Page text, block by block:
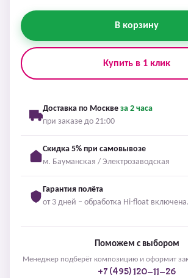
В корзину
Купить в 1 клик
Доставка по Москве за 2 часа
при заказе до 21:00
Скидка 5% при самовывозе
м. Бауманская / Электрозаводская
Гарантия полёта
от 3 дней – обработка Hi-float включена.
Поможем с выбором
Менеджер подберёт композицию и оформит
+7 (495) 120-11-26